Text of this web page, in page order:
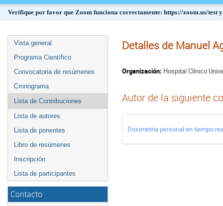
Verifique por favor que Zoom funciona correctamente: https://zoom.us/test
Vista general
Programa Científico
Convocatoria de resúmenes
Cronograma
Lista de Contribuciones
Lista de autores
Lista de ponentes
Libro de resúmenes
Inscripción
Lista de participantes
Contacto
Detalles de Manuel
Organización: Hospital Clínico
Autor de la siguiente
Dosimetría personal en tiempo